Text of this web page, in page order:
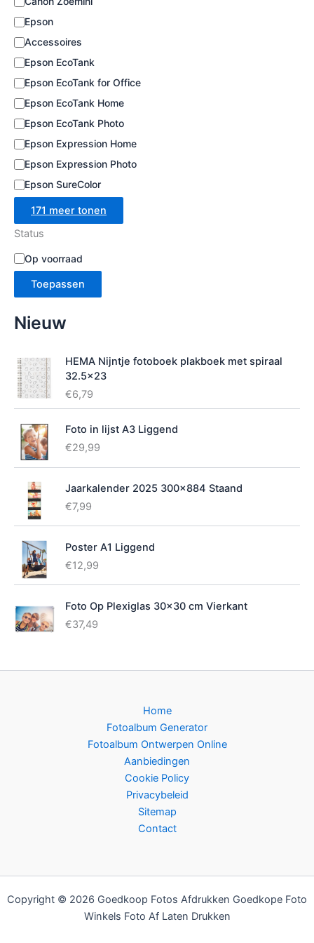
e
Epson
Accessoires
Epson EcoTank
Epson EcoTank for Office
Epson EcoTank Home
Epson EcoTank Photo
Epson Expression Home
Epson Expression Photo
Epson SureColor
171 meer tonen
Status
B
e
c
i
a
a
h
Op voorraad
Toepassen
Nieuw
HEMA Nijntje fotoboek plakboek met spiraal
32.5x23
€6,79
Foto in lijst A3 Liggend
€29,99
Jaarkalender 2025 300x884 Staand
€7,99
Poster A1 Liggend
€12,99
Foto Op Plexiglas 30x30 cm Vierkant
€37,49
Home
Fotoalbum Generator
Fotoalbum Ontwerpen Online
Aanbiedingen
Cookie Policy
Privacybeleid
Sitemap
Contact
Copyright © 2026 Goedkoop Fotos Afdrukken Goedkope Foto
Winkels Foto Af Laten Drukken